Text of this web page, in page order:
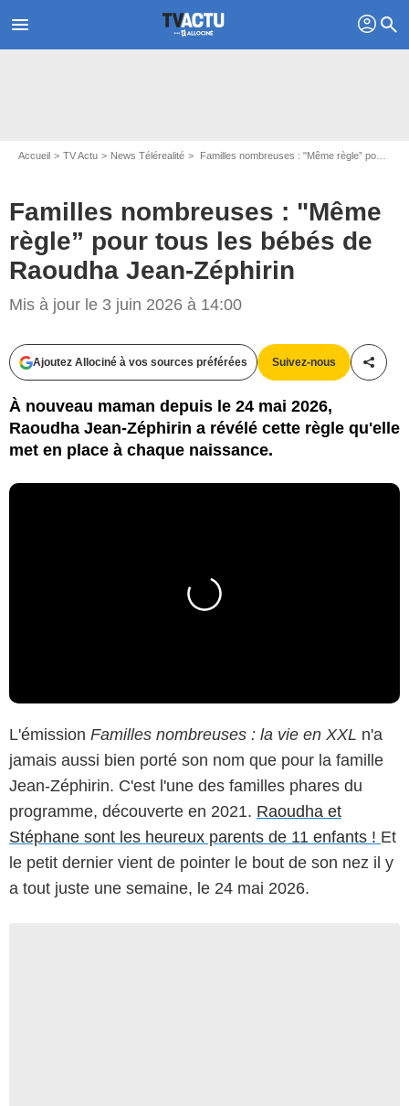
menu profil search
Accueil TV Actu News Télérealité Familles nombreuses : "Même règle” pour tous les bébés de Raoudha Jean-Zéphirin
Familles nombreuses : "Même
règle” pour tous les bébés de
Raoudha Jean-Zéphirin
Mis à jour le 3 juin 2026 à 14:00
Ajoutez Allociné à vos sources préférées Suivez-nous
À nouveau maman depuis le 24 mai 2026,
Raoudha Jean-Zéphirin a révélé cette règle qu'elle
met en place à chaque naissance.
L'émission Familles nombreuses : la vie en XXL n'a
jamais aussi bien porté son nom que pour la famille
Jean-Zéphirin. C'est l'une des familles phares du
programme, découverte en 2021. Raoudha et
Stéphane sont les heureux parents de 11 enfants ! Et
le petit dernier vient de pointer le bout de son nez il y
a tout juste une semaine, le 24 mai 2026.